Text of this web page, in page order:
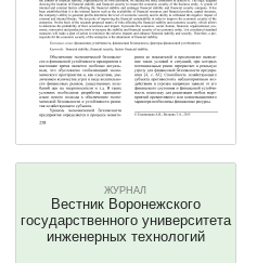
ЖУРНАЛ
Вестник Воронежского
государственного университета
инженерных технологий